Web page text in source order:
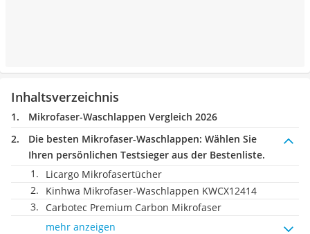
Inhaltsverzeichnis
Mikrofaser-Waschlappen Vergleich 2026
Die besten Mikrofaser-Waschlappen: Wählen Sie
Ihren persönlichen Testsieger aus der Bestenliste.
Licargo Mikrofasertücher
Kinhwa Mikrofaser-Waschlappen KWCX12414
Carbotec Premium Carbon Mikrofaser
mehr anzeigen